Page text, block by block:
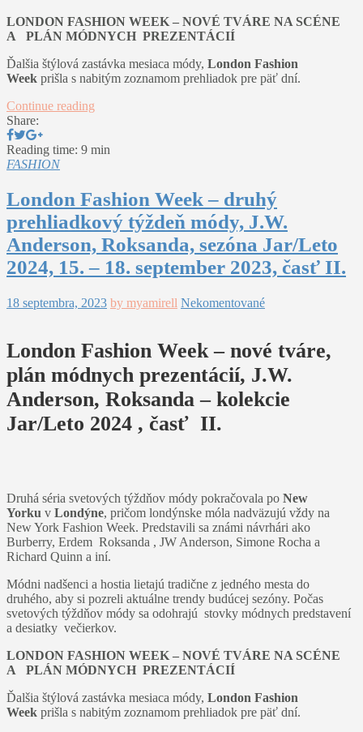
LONDON FASHION WEEK – NOVÉ TVÁRE NA SCÉNE
A PLÁN MÓDNYCH PREZENTÁCIÍ
Ďalšia štýlová zastávka mesiaca módy, London Fashion
Week prišla s nabitým zoznamom prehliadok pre päť dní.
Continue reading
Share:
Reading time: 9 min
FASHION
London Fashion Week – druhý
prehliadkový týždeň módy, J.W.
Anderson, Roksanda, sezóna Jar/Leto
2024, 15. – 18. september 2023, časť II.
18 septembra, 2023 by myamirell Nekomentované
London Fashion Week – nové tváre,
plán módnych prezentácií, J.W.
Anderson, Roksanda – kolekcie
Jar/Leto 2024 , časť II.
Druhá séria svetových týždňov módy pokračovala po New
Yorku v Londýne, pričom londýnske móla nadväzujú vždy na
New York Fashion Week. Predstavili sa známi návrhári ako
Burberry, Erdem Roksanda , JW Anderson, Simone Rocha a
Richard Quinn a iní.
Módni nadšenci a hostia lietajú tradične z jedného mesta do
druhého, aby si pozreli aktuálne trendy budúcej sezóny. Počas
svetových týždňov módy sa odohrajú stovky módnych predstavení
a desiatky večierkov.
LONDON FASHION WEEK – NOVÉ TVÁRE NA SCÉNE
A PLÁN MÓDNYCH PREZENTÁCIÍ
Ďalšia štýlová zastávka mesiaca módy, London Fashion
Week prišla s nabitým zoznamom prehliadok pre päť dní.